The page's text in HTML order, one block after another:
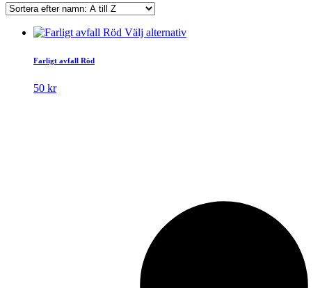
Välj alternativDen
Farligt avfall Röd
50 kr